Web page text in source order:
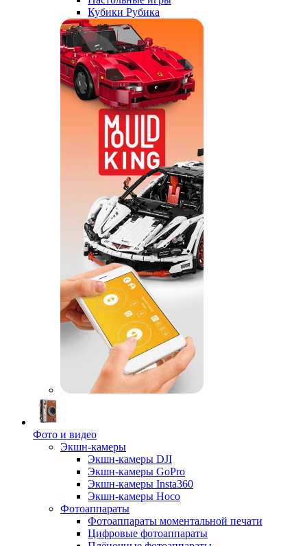
Кубики Рубика
Фото и видео
Экшн-камеры
Экшн-камеры DJI
Экшн-камеры GoPro
Экшн-камеры Insta360
Экшн-камеры Hoco
Фотоаппараты
Фотоаппараты моментальной печати
Цифровые фотоаппараты